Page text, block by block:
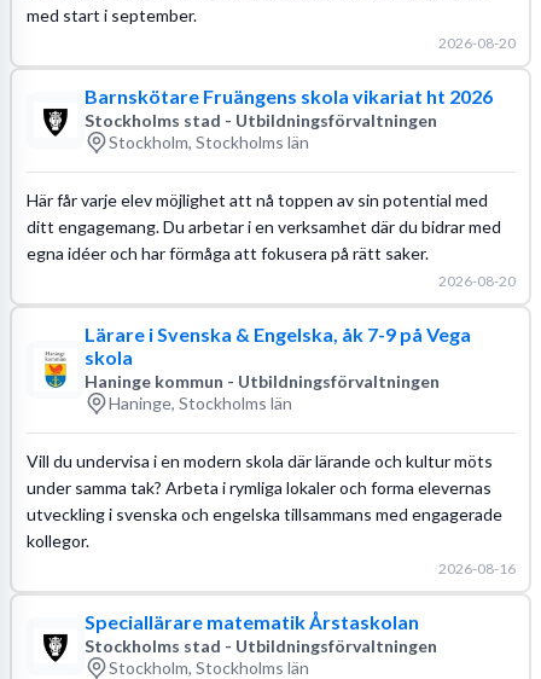
med start i september.
2026-08-20
Barnskötare Fruängens skola vikariat ht 2026
Stockholms stad - Utbildningsförvaltningen
Stockholm, Stockholms län
Här får varje elev möjlighet att nå toppen av sin potential med
ditt engagemang. Du arbetar i en verksamhet där du bidrar med
egna idéer och har förmåga att fokusera på rätt saker.
2026-08-20
Lärare i Svenska & Engelska, åk 7-9 på Vega
skola
Haninge kommun - Utbildningsförvaltningen
Haninge, Stockholms län
Vill du undervisa i en modern skola där lärande och kultur möts
under samma tak? Arbeta i rymliga lokaler och forma elevernas
utveckling i svenska och engelska tillsammans med engagerade
kollegor.
2026-08-16
Speciallärare matematik Årstaskolan
Stockholms stad - Utbildningsförvaltningen
Stockholm, Stockholms län